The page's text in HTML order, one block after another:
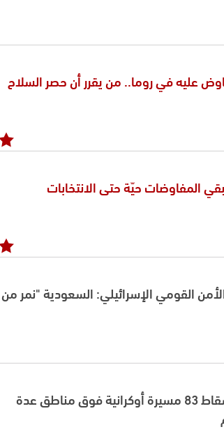
عليه في روما.. من يقرر أن حصر السلاح
المفاوضات حيّة حتى الانتخابات
القومي الإسرائيلي: السعودية "نمر من
وزارة الدفاع الروسية: إسقاط 83 مسيرة أوكرانية فوق مناطق عدة